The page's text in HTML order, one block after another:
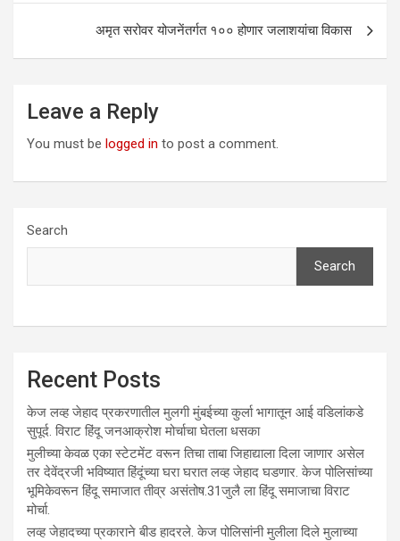
अमृत सरोवर योजनेंतर्गत १०० होणार जलाशयांचा विकास
Leave a Reply
You must be logged in to post a comment.
Search
Search
Recent Posts
केज लव्ह जेहाद प्रकरणातील मुलगी मुंबईच्या कुर्ला भागातून आई वडिलांकडे
सुपूर्द. विराट हिंदू जनआक्रोश मोर्चाचा घेतला धसका
मुलीच्या केवळ एका स्टेटमेंट वरून तिचा ताबा जिहाद्याला दिला जाणार असेल
तर देवेंद्रजी भविष्यात हिंदूंच्या घरा घरात लव्ह जेहाद घडणार. केज पोलिसांच्या
भूमिकेवरून हिंदू समाजात तीव्र असंतोष.31जुलै ला हिंदू समाजाचा विराट
मोर्चा.
लव्ह जेहादच्या प्रकाराने बीड हादरले. केज पोलिसांनी मुलीला दिले मुलाच्या